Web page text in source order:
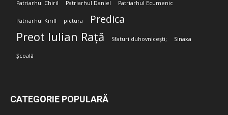
Patriarhul Chiril Patriarhul Daniel Patriarhul Ecumenic
Patriarhul Kirill pictura Predica
Preot Iulian Rață Sfaturi duhovnicești; Sinaxa
Școală
CATEGORIE POPULARĂ